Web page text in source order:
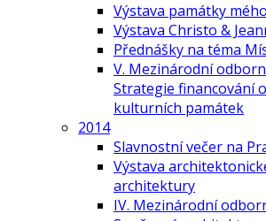
Výstava památky
Výstava Christo &
Přednášky na téma
V. Mezinárodní
Strategie financování
kulturních památek
2014
Slavnostní večer na
Výstava
architektury
IV. Mezinárodní